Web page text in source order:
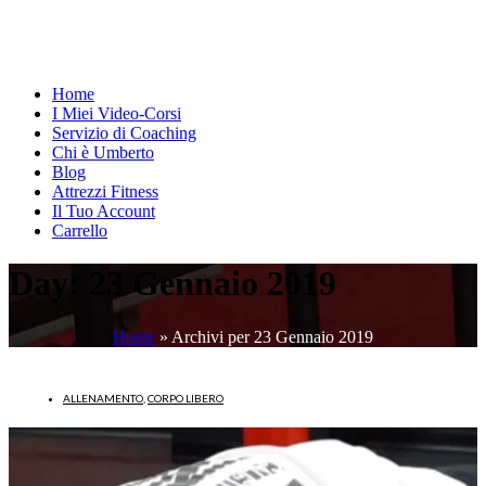
Home
I Miei Video-Corsi
Servizio di Coaching
Chi è Umberto
Blog
Attrezzi Fitness
Il Tuo Account
Carrello
Day: 23 Gennaio 2019
Home » Archivi per 23 Gennaio 2019
ALLENAMENTO CORPO LIBERO